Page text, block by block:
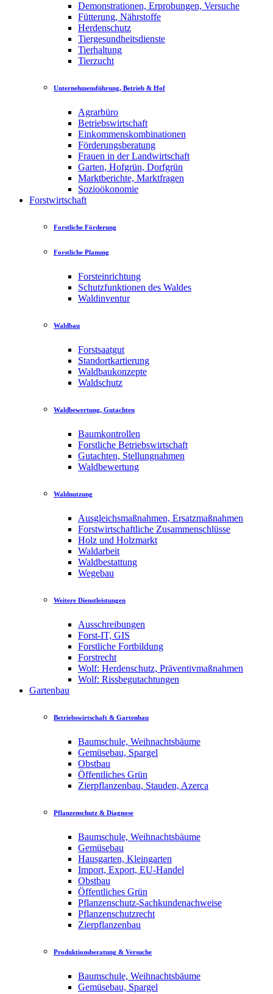
Demonstrationen, Erprobungen, Versuche
Fütterung, Nährstoffe
Herdenschutz
Tiergesundheitsdienste
Tierhaltung
Tierzucht
Unternehmensführung, Betrieb & Hof
Agrarbüro
Betriebswirtschaft
Einkommenskombinationen
Förderungsberatung
Frauen in der Landwirtschaft
Garten, Hofgrün, Dorfgrün
Marktberichte, Marktfragen
Sozioökonomie
Forstwirtschaft
Forstliche Förderung
Forstliche Planung
Forsteinrichtung
Schutzfunktionen des Waldes
Waldinventur
Waldbau
Forstsaatgut
Standortkartierung
Waldbaukonzepte
Waldschutz
Waldbewertung, Gutachten
Baumkontrollen
Forstliche Betriebswirtschaft
Gutachten, Stellungnahmen
Waldbewertung
Waldnutzung
Ausgleichsmaßnahmen, Ersatzmaßnahmen
Forstwirtschaftliche Zusammenschlüsse
Holz und Holzmarkt
Waldarbeit
Waldbestattung
Wegebau
Weitere Dienstleistungen
Ausschreibungen
Forst-IT, GIS
Forstliche Fortbildung
Forstrecht
Wolf: Herdenschutz, Präventivmaßnahmen
Wolf: Rissbegutachtungen
Gartenbau
Betriebswirtschaft & Gartenbau
Baumschule, Weihnachtsbäume
Gemüsebau, Spargel
Obstbau
Öffentliches Grün
Zierpflanzenbau, Stauden, Azerca
Pflanzenschutz & Diagnose
Baumschule, Weihnachtsbäume
Gemüsebau
Hausgarten, Kleingarten
Import, Export, EU-Handel
Obstbau
Öffentliches Grün
Pflanzenschutz-Sachkundenachweise
Pflanzenschutzrecht
Zierpflanzenbau
Produktionsberatung & Versuche
Baumschule, Weihnachtsbäume
Gemüsebau, Spargel